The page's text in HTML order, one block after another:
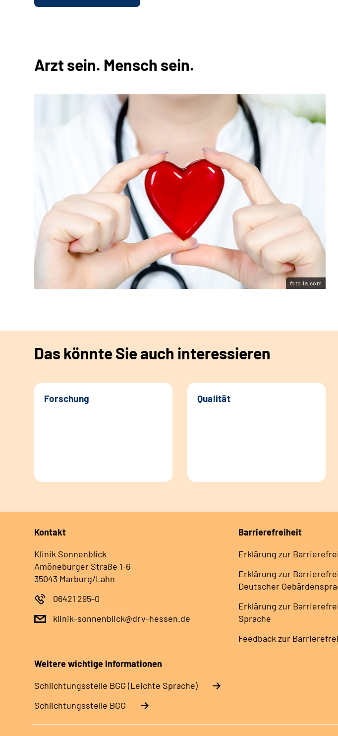
Arzt sein. Mensch sein.
fotolia.com
Das könnte Sie auch interessieren
Forschung Qualität
Kontakt
Klinik Sonnenblick
Amöneburger Straße 1-6
35043 Marburg/Lahn
06421 295-0
klinik-sonnenblick@drv-hessen.de
Barrierefreiheit
Erklärung zur
Erklärung zur
Deutscher
Erklärung zur
Sprache
Feedback zur
Weitere wichtige Informationen
Schlich­tungs­stel­le BGG (Leichte Sprache)
Schlich­tungs­stel­le BGG